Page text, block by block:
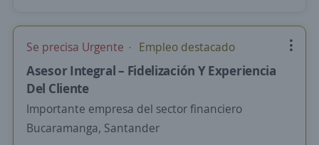
Se precisa Urgente Empleo destacado
Asesor Integral – Fidelización Y Experiencia
Del Cliente
Importante empresa del sector financiero
Bucaramanga, Santander